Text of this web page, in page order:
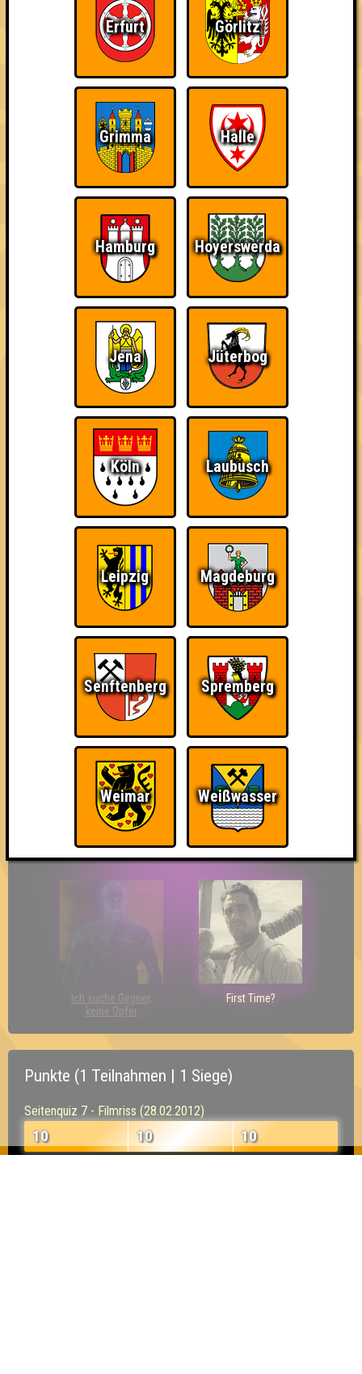
Schon wieder zum
Wiederzehn macht
Wir sind immer bei
Nerven aus Stahl
The Amount of
Teilnahmen is too
Ich war da, vor 3000
Da-Da Da! Da-Da Da!
So kurz vorm Sieg! The Last of Us Wir sind ERSTER?!
Ich suche Gegner,
keine Opfer
First Time?
Punkte (1 Teilnahmen | 1 Siege)
Seitenquiz 7 - Filmriss (28.02.2012)
10 10 10
Erfurt Görlitz
Grimma Halle
Hamburg Hoyerswerda
Jena Jüterbog
Köln Laubusch
Leipzig Magdeburg
Senftenberg Spremberg
Weimar Weißwasser